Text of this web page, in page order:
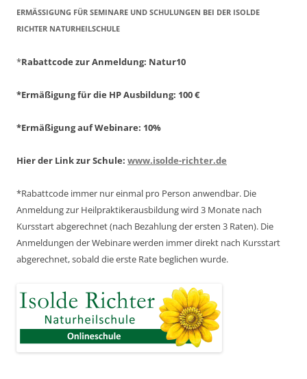
ERMÄSSIGUNG FÜR SEMINARE UND SCHULUNGEN BEI DER ISOLDE R
ICHTER NATURHEILSCHULE
*Rabattcode zur Anmeldung: Natur10
*Ermäßigung für die HP Ausbildung: 100 €
*Ermäßigung auf Webinare: 10%
Hier der Link zur Schule: www.isolde-richter.de
*Rabattcode immer nur einmal pro Person anwendbar. Die
Anmeldung zur Heilpraktikerausbildung wird 3 Monate nach
Kursstart abgerechnet(nach Bezahlung der ersten 3 Raten). Die
Anmeldungen der Webinare werden immer direkt nach Kursstart
abgerechnet,sobald die erste Rate beglichen wurde.